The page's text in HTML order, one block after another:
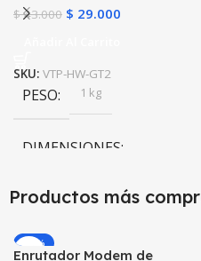
$43.000 $ 29.000
SKU: VTP-HW-GT2
PESO 1 kg
DIMENSIONES
20 × 20 × 20 cm
Productos más
-20%
Enrutador Modem de